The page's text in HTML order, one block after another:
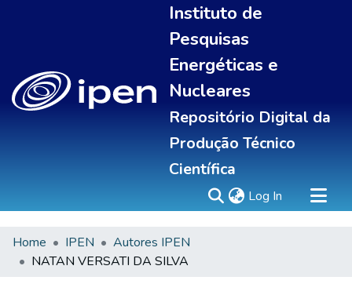
Instituto de
Pesquisas
Energéticas e
Nucleares
Repositório Digital da
Produção Técnico
Científica
Log In (current)
Sobre
Home IPEN
Autores IPEN
NATAN VERSATI DA SILVA